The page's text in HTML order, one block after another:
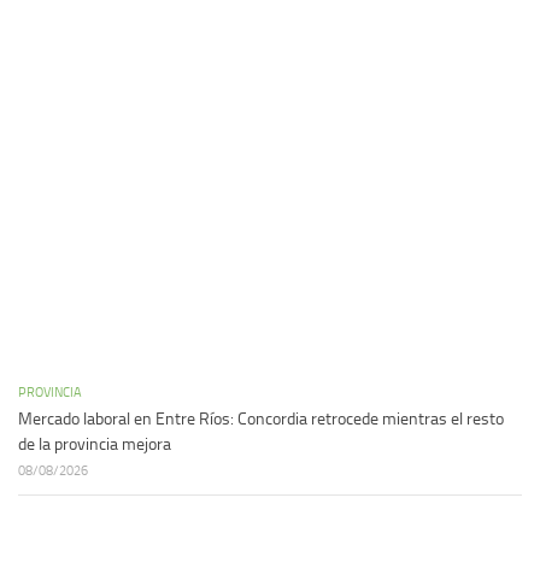
PROVINCIA
Mercado laboral en Entre Ríos: Concordia retrocede mientras el resto
de la provincia mejora
08/08/2026